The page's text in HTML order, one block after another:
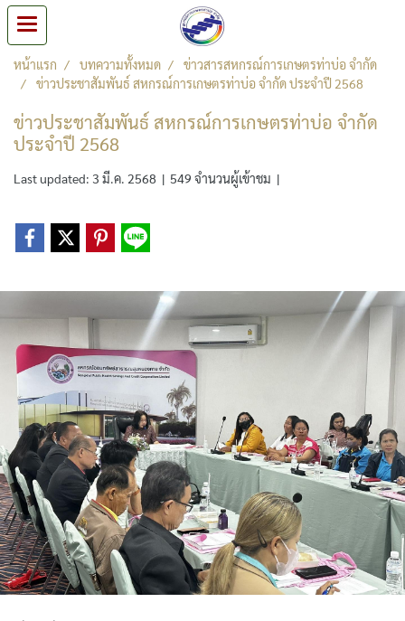
หน้าแรก บทความทั้งหมด
ข่าวสารสหกรณ์การเกษตรท่าบ่อ จำกัด
ข่าวประชาสัมพันธ์ สหกรณ์การเกษตรท่าบ่อ จำกัด ประจำปี 2568
ข่าวประชาสัมพันธ์ สหกรณ์การเกษตรท่าบ่อ จำกัด
ประจำปี 2568
Last updated: 3 มี.ค. 2568 | 549 จำนวนผู้เข้าชม |